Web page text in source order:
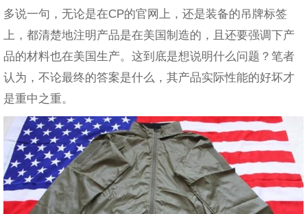
多说一句，无论是在CP的官网上，还是装备的吊牌标签
上，都清楚地注明产品是在美国制造的，且还要强调下产
品的材料也在美国生产。这到底是想说明什么问题？笔者
认为，不论最终的答案是什么，其产品实际性能的好坏才
是重中之重。